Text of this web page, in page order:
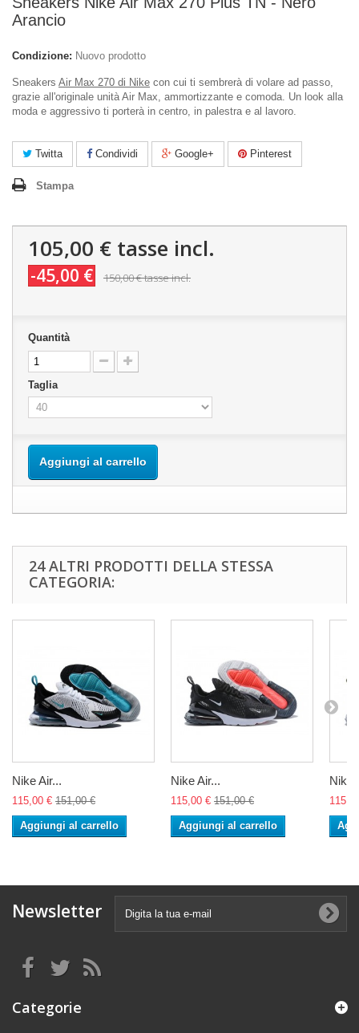
Arancio
Condizione: Nuovo prodotto
Sneakers Air Max 270 di Nike con cui ti sembrerà di volare ad passo,
grazie all'originale unità Air Max, ammortizzante e comoda. Un look alla
moda e aggressivo ti porterà in centro, in palestra e al lavoro.
Twitta Condividi Google+ Pinterest
Stampa
105,00 € tasse incl.
-45,00 € 150,00 €tasse incl.
Quantità
Taglia
Aggiungi al carrello
24 ALTRI PRODOTTI DELLA STESSA
CATEGORIA:
Nike Air...
115,00 € 151,00 €
Aggiungi al carrello
Nike Air...
115,00 € 151,00 €
Aggiungi al carrello
Nike
Newsletter
Categorie